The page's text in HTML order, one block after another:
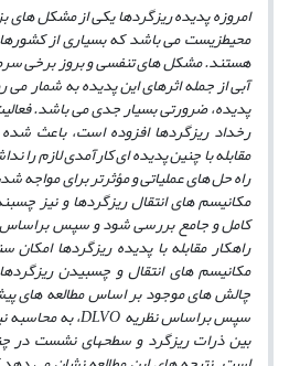
امروزه پدیده­ ریزگرد­ها یکی از مشکل­
محیط­زیست می­ باشد که بسیاری از کشورها
هستند. مشکل ­های تنفسی و بروز برخی
آبی از جمله اثرهای این پدیده به­ شمار می­
پدیده، ضرورتی بسیار جدی می­ باشد.
رخداد ریزگردها افزوده است، باعث شده
مقابله با چنین پدیده­ ای کارآمدی لازم را
راه ­­حل ­های عملیاتی و مؤثرتر برای مواجه
مکانیسم ­های انتقال ریزگردها و نیز
کامل و جامع بررسی شود و سپس براساس
راهکار مقابله با پدیده­ ریزگرد­ها
مکانیسم ­های انتقال و چسبیدن
چالش­ های موجود بر اساس مطالعه­ های
سپس براساس نظریهDLVO، به محاسبه­
بین ذرات ریزگرد و سطح­های نشست در